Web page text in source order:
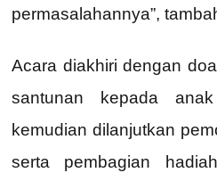
permasalahannya”,
Acara diakhiri dengan
santunan kepada
kemudian dilanjutkan
serta pembagian